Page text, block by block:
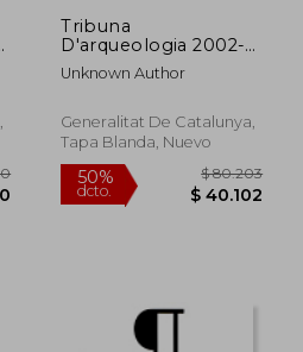
Tribuna
D'arqueologia 2002-
2003 (en Catalán)
Unknown Author
Generalitat De Catalunya,
Tapa Blanda, Nuevo